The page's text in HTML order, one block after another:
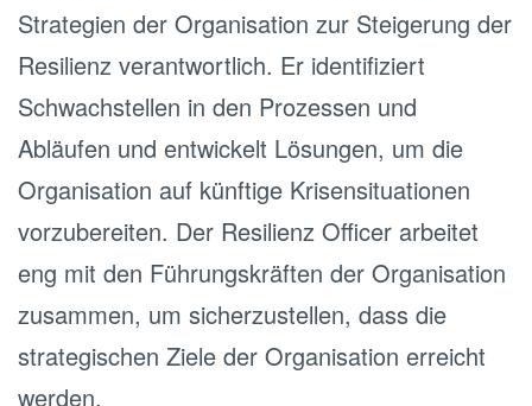
Strategien der Organisation zur Steigerung der
Resilienz verantwortlich. Er identifiziert
Schwachstellen in den Prozessen und
Abläufen und entwickelt Lösungen, um die
Organisation auf künftige Krisensituationen
vorzubereiten. Der Resilienz Officer arbeitet
eng mit den Führungskräften der Organisation
zusammen, um sicherzustellen, dass die
strategischen Ziele der Organisation erreicht
werden.